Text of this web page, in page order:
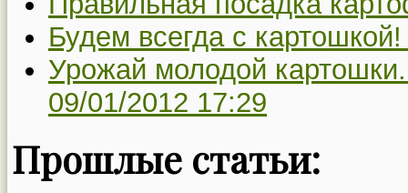
Будем всегда с
Урожай молодой
09/01/2012 17:29
Прошлые статьи: